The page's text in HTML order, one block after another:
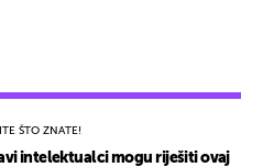
ŠTO ZNATE!
intelektualci mogu riješiti ovaj